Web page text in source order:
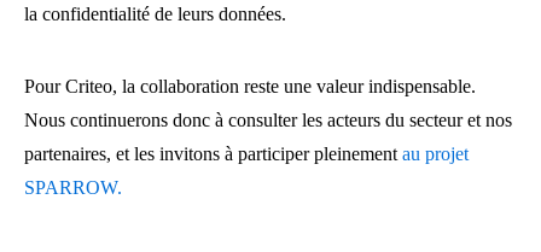
la confidentialité de leurs données.
Pour Criteo, la collaboration reste une valeur indispensable.
Nous continuerons donc à consulter les acteurs du secteur et nos
partenaires, et les invitons à participer pleinement au projet
SPARROW.